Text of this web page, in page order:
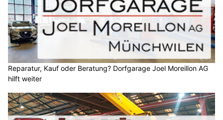
Reparatur, Kauf oder Beratung? Dorfgarage Joel Moreillon AG
hilft weiter